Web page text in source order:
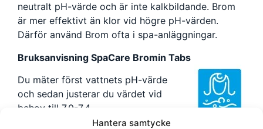
Hantera samtycke
neutralt pH-värde och är inte kalkbildande. Brom
är mer effektivt än klor vid högre pH-värden.
Därför använd Brom ofta i spa-anläggningar.
Bruksanvisning SpaCare Bromin Tabs
Du mäter först vattnets pH-värde
och sedan justerar du värdet vid
behov till 7,0-7,4.
Du ska aldrig tillsätta Bromin direkt i